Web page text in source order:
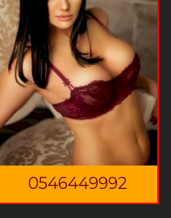
0546449992